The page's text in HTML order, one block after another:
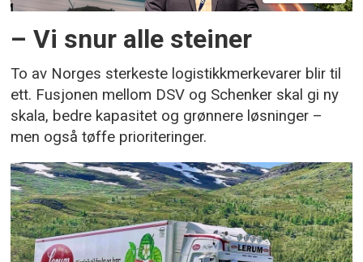
– Vi snur alle steiner
To av Norges sterkeste logistikkmerkevarer blir til
ett. Fusjonen mellom DSV og Schenker skal gi ny
skala, bedre kapasitet og grønnere løsninger –
men også tøffe prioriteringer.